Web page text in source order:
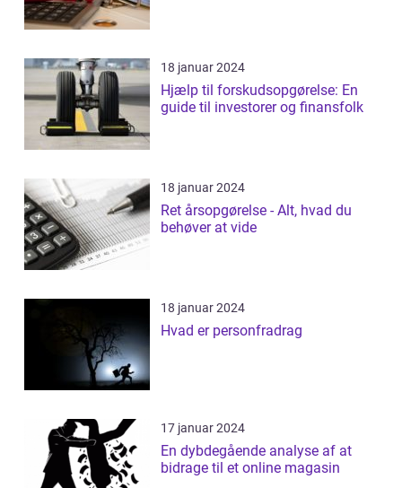
18 januar 2024
Hjælp til forskudsopgørelse: En
guide til investorer og finansfolk
18 januar 2024
Ret årsopgørelse - Alt, hvad du
behøver at vide
18 januar 2024
Hvad er personfradrag
17 januar 2024
En dybdegående analyse af at
bidrage til et online magasin